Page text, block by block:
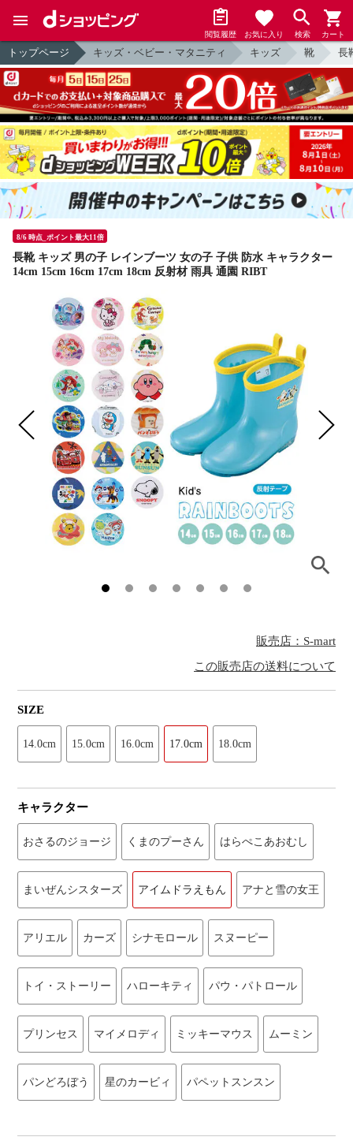
閲覧履歴 お気に入り 検索 カート
トップページ キッズ・ベビー・マタニティ キッズ 靴 長
8/6 時点_ポイント最大11倍
長靴 キッズ 男の子 レインブーツ 女の子 子供 防水 キャラクター
14cm 15cm 16cm 17cm 18cm 反射材 雨具 通園 RIBT
販売店：S-mart
この販売店の送料について
SIZE
14.0cm 15.0cm 16.0cm 17.0cm 18.0cm
キャラクター
おさるのジョージ くまのプーさん はらぺこあおむし
まいぜんシスターズ アイムドラえもん アナと雪の女王
アリエル カーズ シナモロール スヌーピー
トイ・ストーリー ハローキティ パウ・パトロール
プリンセス マイメロディ ミッキーマウス ムーミン
パンどろぼう 星のカービィ パペットスンスン